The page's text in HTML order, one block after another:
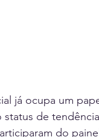
já ocupa um
de
do